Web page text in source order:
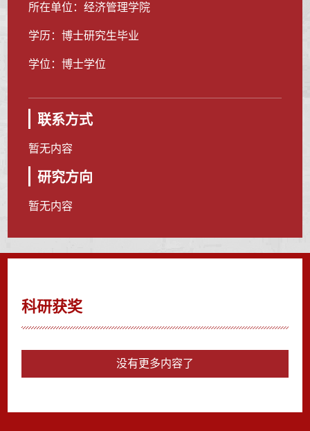
所在单位：经济管理学院
学历：博士研究生毕业
学位：博士学位
联系方式
暂无内容
研究方向
暂无内容
科研获奖
没有更多内容了